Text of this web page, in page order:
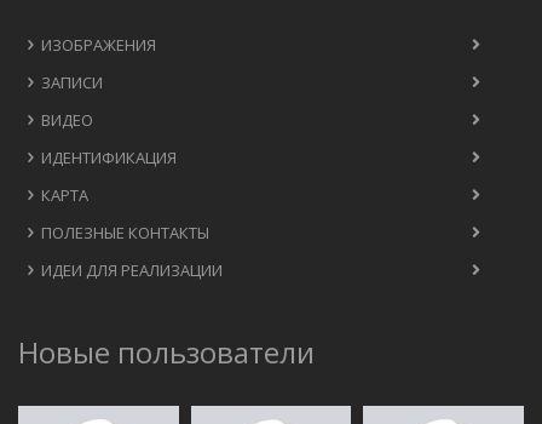
ИЗОБРАЖЕНИЯ
ЗАПИСИ
ВИДЕО
ИДЕНТИФИКАЦИЯ
КАРТА
ПОЛЕЗНЫЕ КОНТАКТЫ
ИДЕИ ДЛЯ РЕАЛИЗАЦИИ
Новые пользователи